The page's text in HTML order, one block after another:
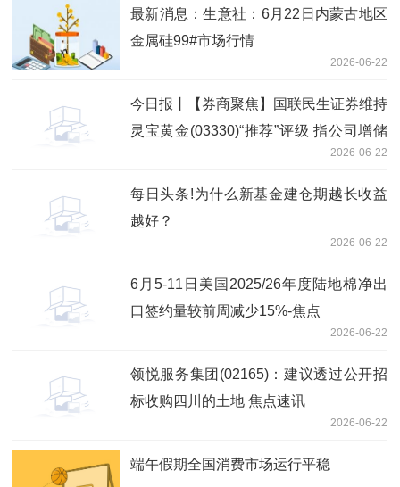
最新消息：生意社：6月22日内蒙古地区
金属硅99#市场行情
2026-06-22
今日报丨【券商聚焦】国联民生证券维持
灵宝黄金(03330)“推荐”评级 指公司增储
2026-06-22
每日头条!为什么新基金建仓期越长收益
越好？
2026-06-22
6月5-11日美国2025/26年度陆地棉净出
口签约量较前周减少15%-焦点
2026-06-22
领悦服务集团(02165)：建议透过公开招
标收购四川的土地 焦点速讯
2026-06-22
端午假期全国消费市场运行平稳